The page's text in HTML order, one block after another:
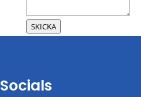
SKICKA
Socials